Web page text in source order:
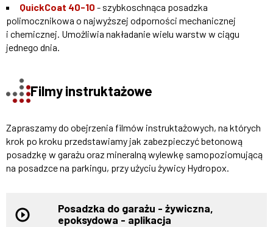
QuickCoat 40-10 - szybkoschnąca posadzka
polimocznikowa o najwyższej odporności mechanicznej
i chemicznej. Umożliwia nakładanie wielu warstw w ciągu
jednego dnia.
Filmy instruktażowe
Zapraszamy do obejrzenia filmów instruktażowych, na których
krok po kroku przedstawiamy jak zabezpieczyć betonową
posadzkę w garażu oraz mineralną wylewkę samopoziomującą
na posadzce na parkingu, przy użyciu żywicy Hydropox.
Posadzka do garażu - żywiczna,
epoksydowa - aplikacja